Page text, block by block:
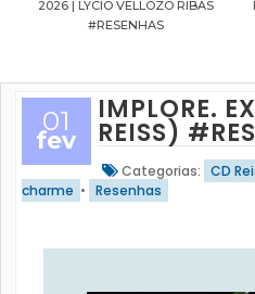
2026 | LYCIO VELLOZO RIBAS
#RESENHAS
01
fev
IMPLORE.
REISS)
Categorias: CD
charme • Resenhas